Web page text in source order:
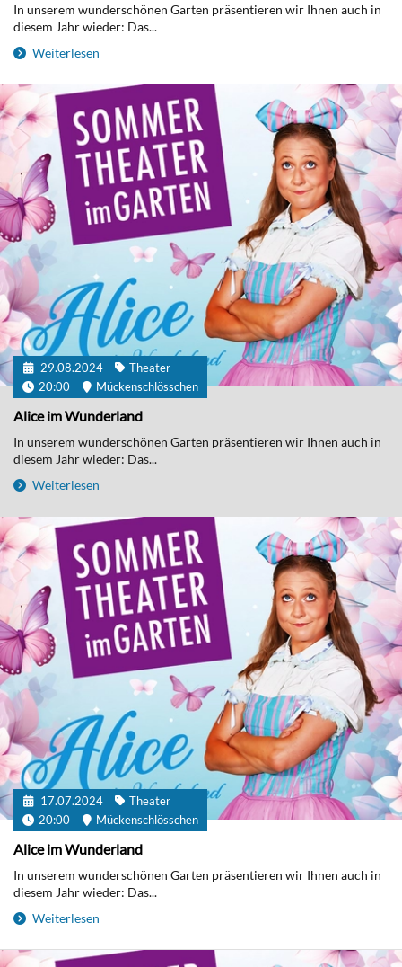
In unserem wunderschönen Garten präsentieren wir Ihnen auch in
diesem Jahr wieder: Das...
Weiterlesen
29.08.2024
Theater
20:00
Mückenschlösschen
Alice im Wunderland
In unserem wunderschönen Garten präsentieren wir Ihnen auch in
diesem Jahr wieder: Das...
Weiterlesen
17.07.2024
Theater
20:00
Mückenschlösschen
Alice im Wunderland
In unserem wunderschönen Garten präsentieren wir Ihnen auch in
diesem Jahr wieder: Das...
Weiterlesen